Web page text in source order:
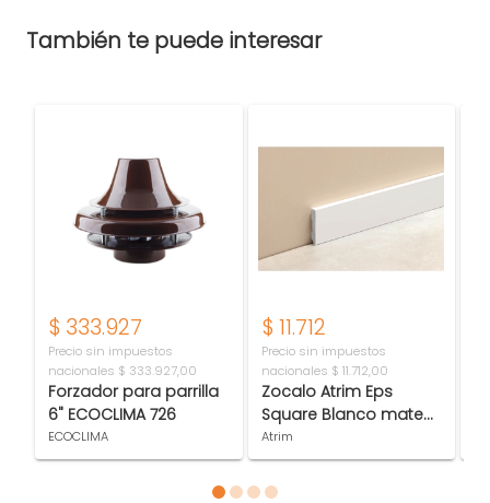
También te puede interesar
$ 11.712
Precio sin impuestos
nacionales $ 11.712,00
Zocalo Atrim Eps
Square Blanco mate
2301
Atrim
$ 333.927
Precio sin impuestos
nacionales $ 333.927,00
Forzador para parrilla
6" ECOCLIMA 726
ECOCLIMA